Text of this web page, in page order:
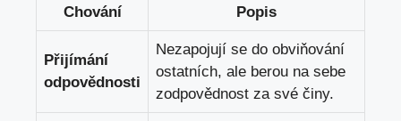
Chování Popis
Přijímání⁣
odpovědnosti
Nezapojují se do‍ obviňování
ostatních, ale berou ⁤na sebe
zodpovědnost ⁢za své⁣ činy.